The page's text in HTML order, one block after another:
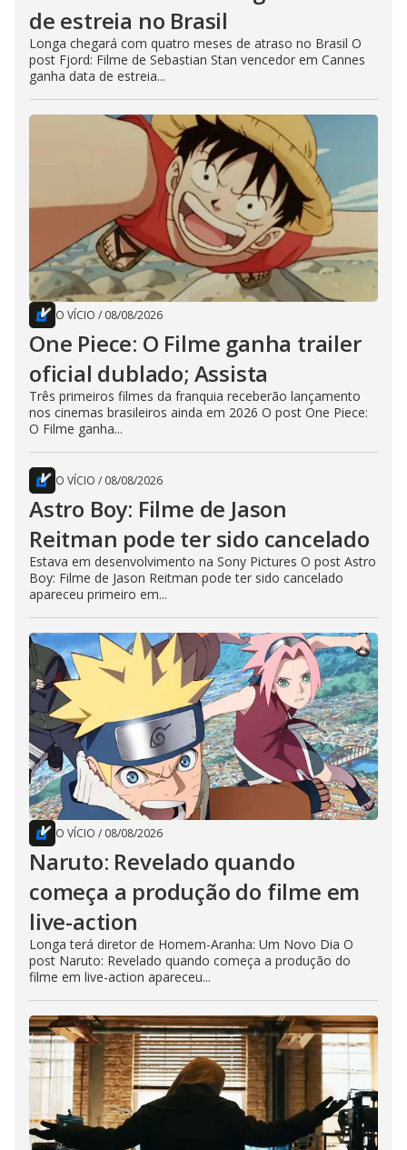
de estreia no Brasil
Longa chegará com quatro meses de atraso no Brasil O
post Fjord: Filme de Sebastian Stan vencedor em Cannes
ganha data de estreia...
O VÍCIO / 08/08/2026
One Piece: O Filme ganha trailer
oficial dublado; Assista
Três primeiros filmes da franquia receberão lançamento
nos cinemas brasileiros ainda em 2026 O post One Piece:
O Filme ganha...
O VÍCIO / 08/08/2026
Astro Boy: Filme de Jason
Reitman pode ter sido cancelado
Estava em desenvolvimento na Sony Pictures O post Astro
Boy: Filme de Jason Reitman pode ter sido cancelado
apareceu primeiro em...
O VÍCIO / 08/08/2026
Naruto: Revelado quando
começa a produção do filme em
live-action
Longa terá diretor de Homem-Aranha: Um Novo Dia O
post Naruto: Revelado quando começa a produção do
filme em live-action apareceu...